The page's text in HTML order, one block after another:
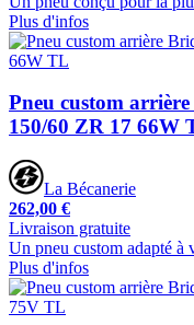
Plus d'infos
Pneu custom
150/60 ZR 17 66W
La Bécanerie
262,00 €
Livraison gratuite
Un pneu custom adapté à
Plus d'infos